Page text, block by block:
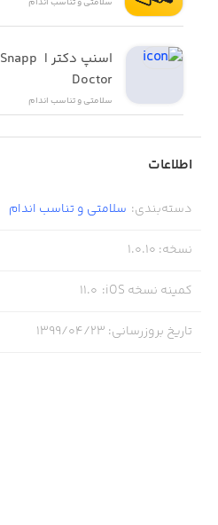
اسنپ دکتر | Snapp
Doctor
سلامتی و تناسب اندام
اطلاعات
دسته‌بندی: سلامتی و تناسب اندام
نسخه:
1.0.10
کمینه نسخه iOS :
11.0
تاریخ بروزرسانی: ۱۳۹۹/۰۴/۲۳